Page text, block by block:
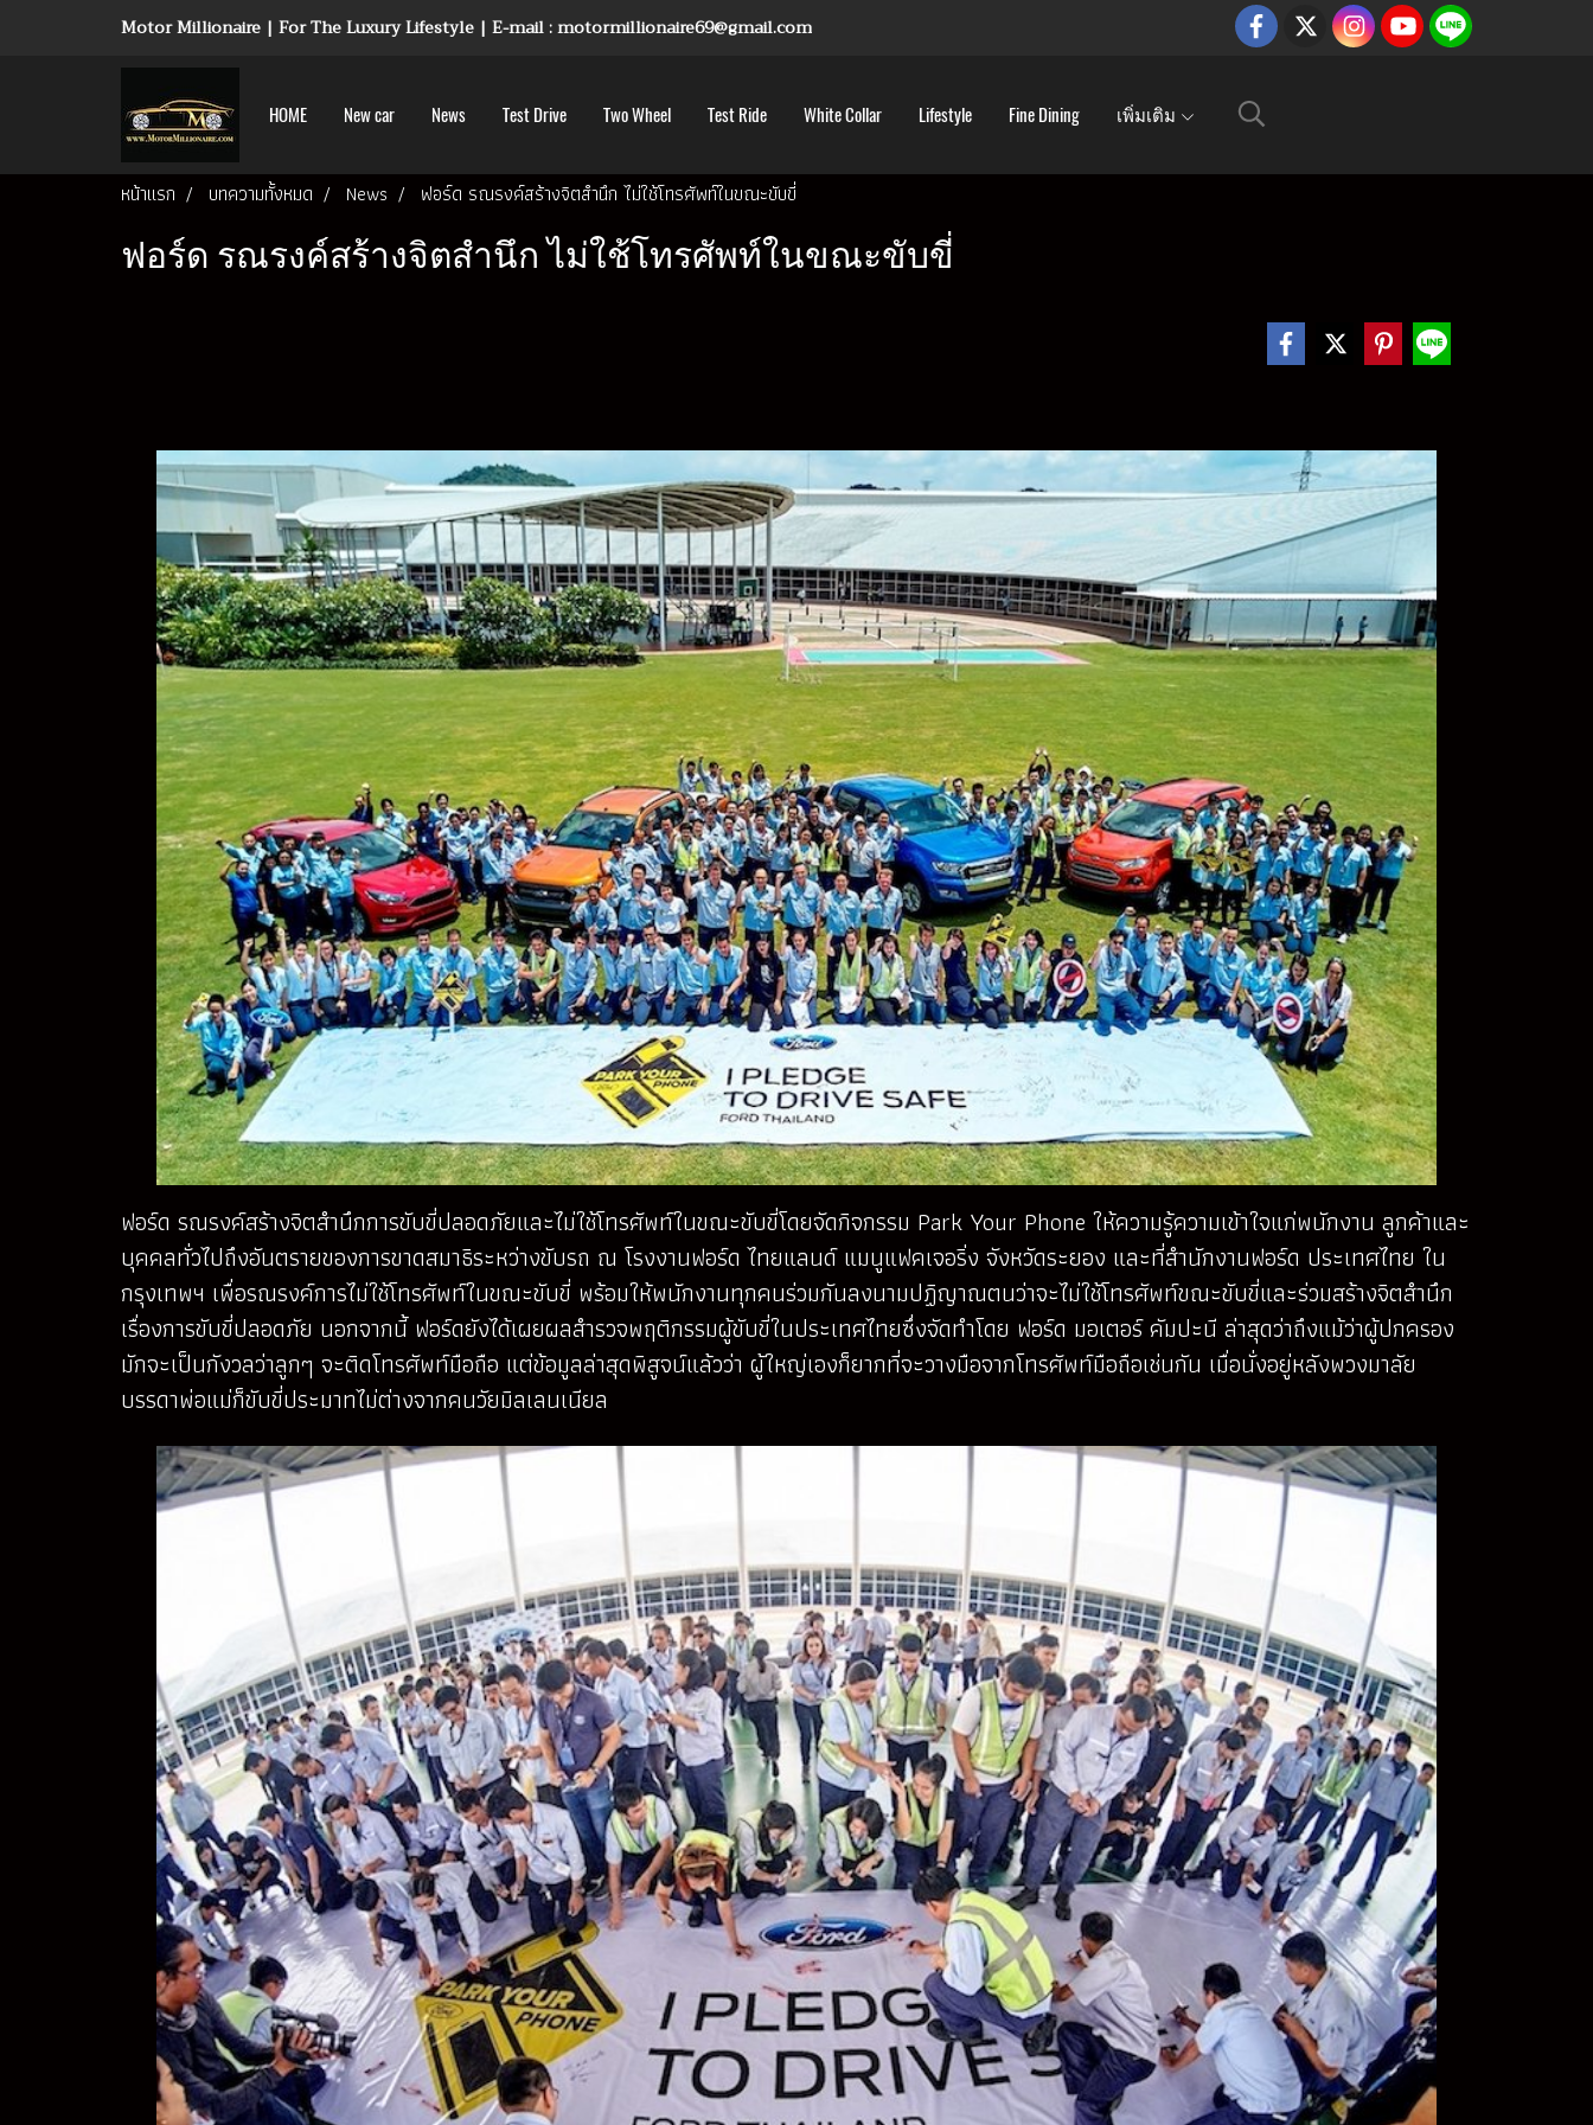
Motor Millionaire | For The Luxury Lifestyle | E-mail : motormillionaire69@gmail.com
HOME New car News Test Drive Two Wheel Test Ride White Collar Lifestyle Fine Dining เพิ่มเติม
หน้าแรก บทความทั้งหมด News ฟอร์ด รณรงค์สร้างจิตสำนึก ไม่ใช้โทรศัพท์ในขณะขับขี่
ฟอร์ด รณรงค์สร้างจิตสำนึก ไม่ใช้โทรศัพท์ในขณะขับขี่
ฟอร์ด รณรงค์สร้างจิตสำนึกการขับขี่ปลอดภัยและไม่ใช้โทรศัพท์ในขณะขับขี่โดยจัดกิจกรรม Park Your Phone ให้ความรู้ความเข้าใจแก่พนักงาน ลูกค้าและ
บุคคลทั่วไปถึงอันตรายของการขาดสมาธิระหว่างขับรถ ณ โรงงานฟอร์ด ไทยแลนด์ แมนูแฟคเจอริ่ง จังหวัดระยอง และที่สำนักงานฟอร์ด ประเทศไทย ใน
กรุงเทพฯ เพื่อรณรงค์การไม่ใช้โทรศัพท์ในขณะขับขี่ พร้อมให้พนักงานทุกคนร่วมกันลงนามปฏิญาณตนว่าจะไม่ใช้โทรศัพท์ขณะขับขี่และร่วมสร้างจิตสำนึก
เรื่องการขับขี่ปลอดภัย นอกจากนี้ ฟอร์ดยังได้เผยผลสำรวจพฤติกรรมผู้ขับขี่ในประเทศไทยซึ่งจัดทำโดย ฟอร์ด มอเตอร์ คัมปะนี ล่าสุดว่าถึงแม้ว่าผู้ปกครอง
มักจะเป็นกังวลว่าลูกๆ จะติดโทรศัพท์มือถือ แต่ข้อมูลล่าสุดพิสูจน์แล้วว่า ผู้ใหญ่เองก็ยากที่จะวางมือจากโทรศัพท์มือถือเช่นกัน เมื่อนั่งอยู่หลังพวงมาลัย
บรรดาพ่อแม่ก็ขับขี่ประมาทไม่ต่างจากคนวัยมิลเลนเนียล